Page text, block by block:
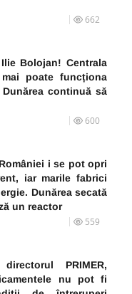
662
Bolojan! Centrala
poate funcționa
continuă să
600
i se pot opri
iar marile fabrici
Dunărea secată
un reactor
559
PRIMER,
nu pot fi